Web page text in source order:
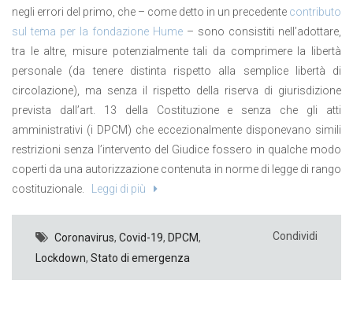
negli errori del primo, che – come detto in un precedente contributo
sul tema per la fondazione Hume – sono consistiti nell’adottare,
tra le altre, misure potenzialmente tali da comprimere la libertà
personale (da tenere distinta rispetto alla semplice libertà di
circolazione), ma senza il rispetto della riserva di giurisdizione
prevista dall’art. 13 della Costituzione e senza che gli atti
amministrativi (i DPCM) che eccezionalmente disponevano simili
restrizioni senza l’intervento del Giudice fossero in qualche modo
coperti da una autorizzazione contenuta in norme di legge di rango
costituzionale.
Leggi di più
Coronavirus, Covid-19, DPCM,
Lockdown, Stato di emergenza
Condividi